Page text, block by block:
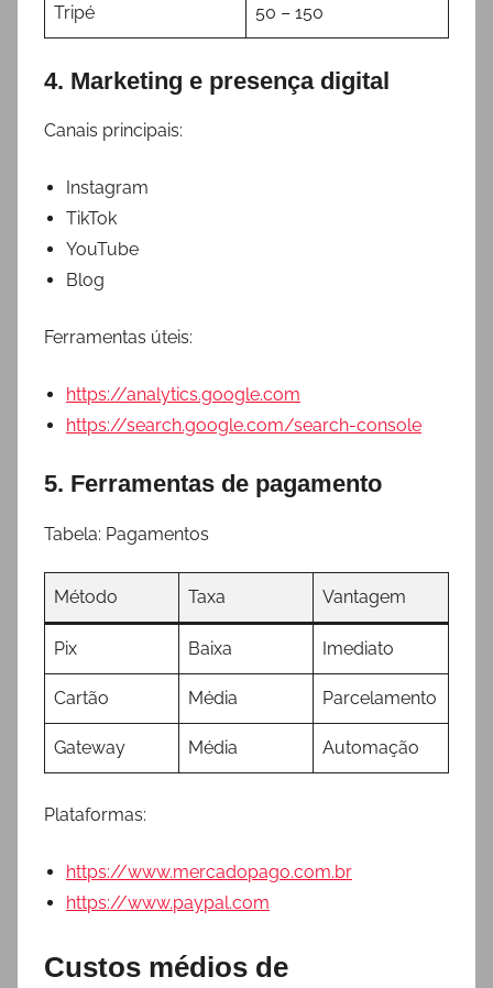
Tripé 50 – 150
4. Marketing e presença digital
Canais principais:
Instagram
TikTok
YouTube
Blog
Ferramentas úteis:
https://analytics.google.com
https://search.google.com/search-console
5. Ferramentas de pagamento
Tabela: Pagamentos
Método Taxa Vantagem
Pix Baixa Imediato
Cartão Média Parcelamento
Gateway Média Automação
Plataformas:
https://www.mercadopago.com.br
https://www.paypal.com
Custos médios de